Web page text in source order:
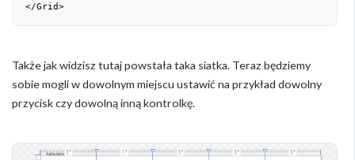
</Grid>
Także jak widzisz tutaj powstała taka siatka. Teraz będziemy
sobie mogli w dowolnym miejscu ustawić na przykład dowolny
przycisk czy dowolną inną kontrolkę.